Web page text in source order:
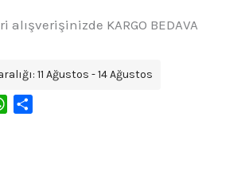
alışverişinizde KARGO BEDAVA
11 Ağustos - 14 Ağustos
WhatsApp